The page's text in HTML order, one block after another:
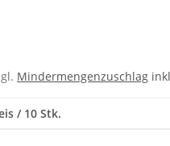
Mindermengenzuschlag
/ 10 Stk.